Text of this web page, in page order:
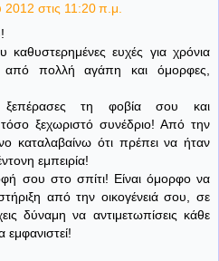
2012 στις 11:20 π.μ.
καθυστερημένες ευχές για χρόνια
από πολλή αγάπη και όμορφες,
τη φοβία σου και
ξεχωριστό συνέδριο! Από την
καταλαβαίνω ότι πρέπει να ήταν
εμπειρία!
σου στο σπίτι! Είναι όμορφο να
από την οικογένειά σου, σε
δύναμη να αντιμετωπίσεις κάθε